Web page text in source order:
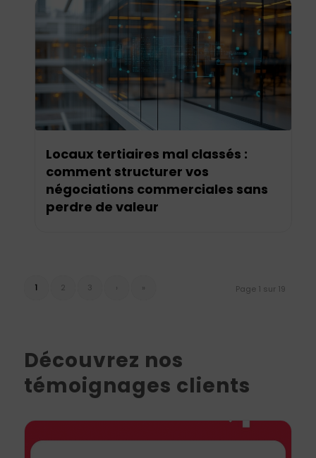
Locaux tertiaires mal classés :
comment structurer vos
négociations commerciales sans
perdre de valeur
Page 1 sur 19
1 2 3
Découvrez nos
témoignages clients